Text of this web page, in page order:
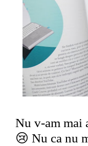
Nu v-am mai
😢 Nu ca nu